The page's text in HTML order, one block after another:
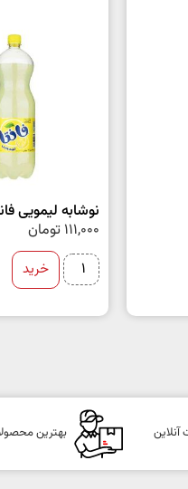
نوشابه لیمویی فانتا 1.5
111,000 تومان
خرید
آنلاین بهترین